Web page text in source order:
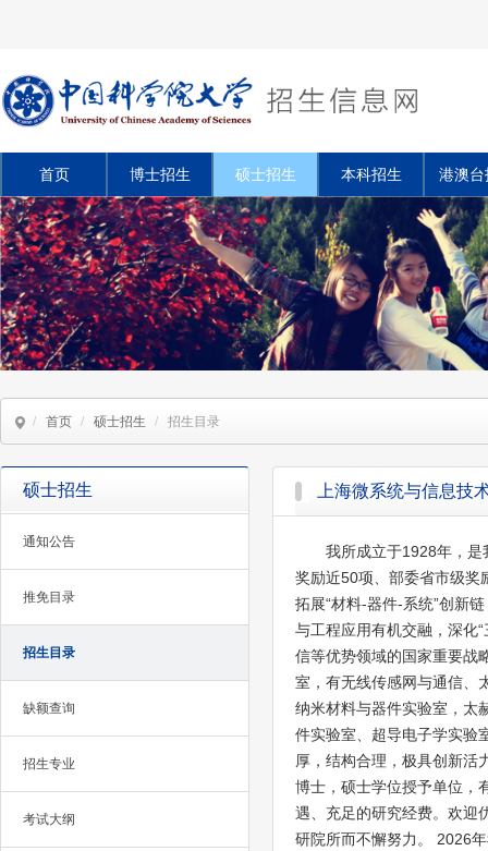
首页 博士招生 硕士招生 本科招生 港澳台
/ 首页 / 硕士招生 / 招生目录
硕士招生
通知公告
推免目录
招生目录
缺额查询
招生专业
考试大纲
上海微系统与信息技
我所成立于1928年，
奖励近50项、部委省市级奖
拓展“材料-器件-系统”创新
与工程应用有机交融，深化
信等优势领域的国家重要战
室，有无线传感网与通信、
纳米材料与器件实验室，太
件实验室、超导电子学实验
厚，结构合理，极具创新活
博士，硕士学位授予单位，
遇、充足的研究经费。欢迎
研院所而不懈努力。 2026